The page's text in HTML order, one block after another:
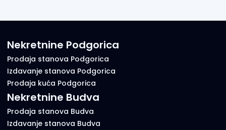
Nekretnine Podgorica
Prodaja stanova Podgorica
Izdavanje stanova Podgorica
Prodaja kuća Podgorica
Nekretnine Budva
Prodaja stanova Budva
Izdavanje stanova Budva